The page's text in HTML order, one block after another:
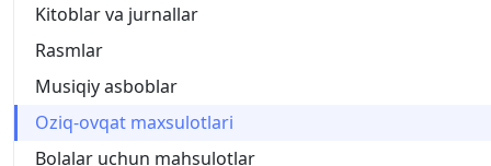
Kitoblar va jurnallar
Rasmlar
Musiqiy asboblar
Oziq-ovqat maxsulotlari
Bolalar uchun mahsulotlar